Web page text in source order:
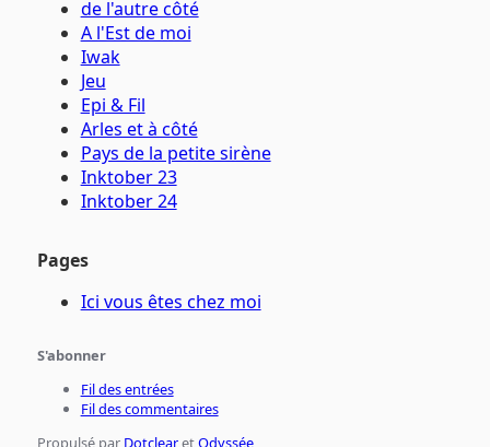
de l'autre côté
A l'Est de moi
Iwak
Jeu
Epi & Fil
Arles et à côté
Pays de la petite sirène
Inktober 23
Inktober 24
Pages
Ici vous êtes chez moi
S'abonner
Fil des entrées
Fil des commentaires
Propulsé par DotclearetOdyssée